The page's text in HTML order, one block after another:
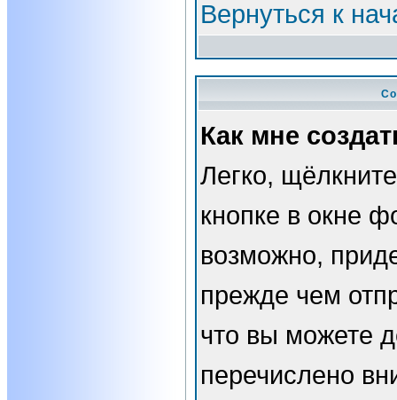
Вернуться к
Как мне
Легко,
кнопке в окне
возможно,
прежде чем
что вы можете
перечислено